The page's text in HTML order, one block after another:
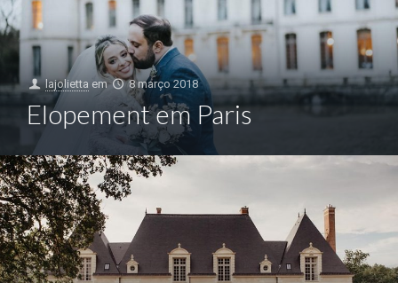
lajolietta em 8 março 2018
Elopement em Paris